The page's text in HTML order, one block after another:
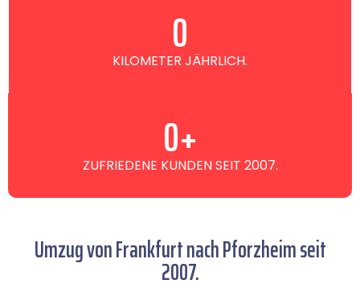
KILOMETER JÄHRLICH.
0
ZUFRIEDENE KUNDEN SEIT 2007.
0+
Umzug von Frankfurt nach Pforzheim seit
2007.